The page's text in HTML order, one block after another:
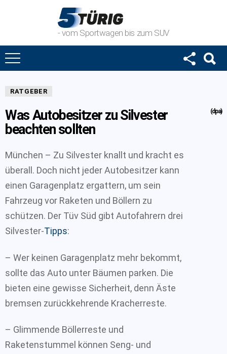
- vom Sportwagen bis zum SUV
RATGEBER
Was Autobesitzer zu Silvester
beachten sollten
(dpa)
München – Zu Silvester knallt und kracht es
überall. Doch nicht jeder Autobesitzer kann
einen Garagenplatz ergattern, um sein
Fahrzeug vor Raketen und Böllern zu
schützen. Der Tüv Süd gibt Autofahrern drei
Silvester-Tipps:
– Wer keinen Garagenplatz mehr bekommt,
sollte das Auto unter Bäumen parken. Die
bieten eine gewisse Sicherheit, denn Äste
bremsen zurückkehrende Kracherreste.
– Glimmende Böllerreste und
Raketenstummel können Seng- und